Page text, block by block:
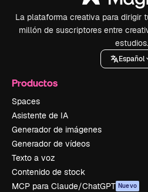
La plataforma creativa para dirigir
millón de suscriptores entre
estudios.
Español
Productos
Spaces
Asistente de IA
Generador de imágenes
Generador de vídeos
Texto a voz
Contenido de stock
MCP para Claude/ChatGPT Nuevo